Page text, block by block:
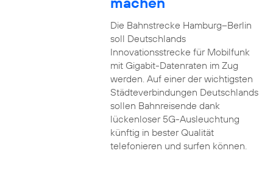
Die Bahnstrecke Hamburg–Berlin
soll Deutschlands
Innovationsstrecke für Mobilfunk
mit Gigabit-Datenraten im Zug
werden. Auf einer der wichtigsten
Städteverbindungen Deutschlands
sollen Bahnreisende dank
lückenloser 5G-Ausleuchtung
künftig in bester Qualität
telefonieren und surfen können.